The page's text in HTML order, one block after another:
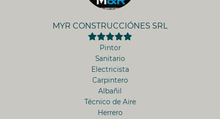
MYR CONSTRUCCIÓNES SRL
Pintor
Sanitario
Electricista
Carpintero
Albañil
Técnico de Aire
Herrero